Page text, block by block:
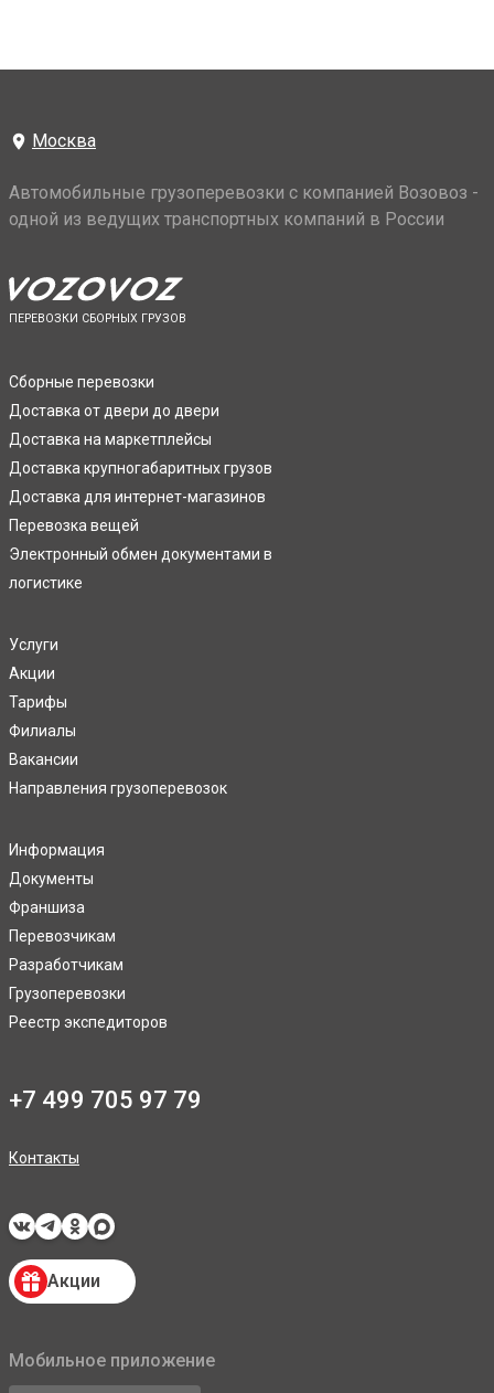
Москва
Автомобильные грузоперевозки с компанией Возовоз -
одной из ведущих транспортных компаний в России
ПЕРЕВОЗКИ СБОРНЫХ ГРУЗОВ
Сборные перевозки
Доставка от двери до двери
Доставка на маркетплейсы
Доставка крупногабаритных грузов
Доставка для интернет-магазинов
Перевозка вещей
Электронный обмен документами в
логистике
Услуги
Акции
Тарифы
Филиалы
Вакансии
Направления грузоперевозок
Информация
Документы
Франшиза
Перевозчикам
Разработчикам
Грузоперевозки
Реестр экспедиторов
+7 499 705 97 79
Контакты
Акции
Мобильное приложение